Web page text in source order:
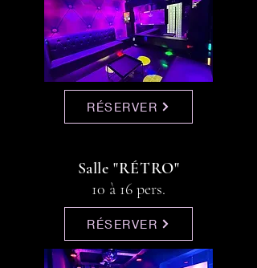
RÉSERVER
Salle "RÉTRO"
10 à 16 pers.
RÉSERVER